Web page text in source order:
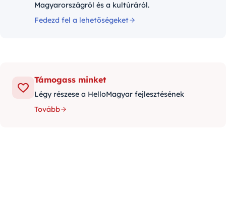
Magyarországról és a kultúráról.
Fedezd fel a lehetőségeket
Támogass minket
Légy részese a HelloMagyar fejlesztésének
Tovább